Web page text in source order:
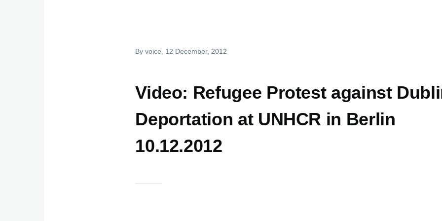
Byvoice , 12 December, 2012
Video: Refugee Protest against
Deportation at UNHCR in Berlin
10.12.2012